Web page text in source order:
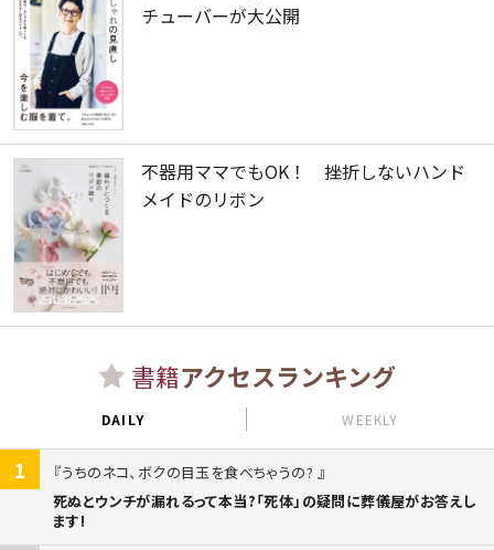
チューバーが大公開
不器用ママでもOK！ 挫折しないハンド
メイドのリボン
書籍アクセスランキング
DAILY WEEKLY
1
うちのネコ、ボクの目玉を食べちゃうの?
死ぬとウンチが漏れるって本当?「死体」の疑問に葬儀屋がお答えし
ます!